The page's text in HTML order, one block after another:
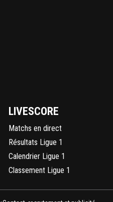
LIVESCORE
Matchs en direct
Résultats Ligue 1
Calendrier Ligue 1
Classement Ligue 1